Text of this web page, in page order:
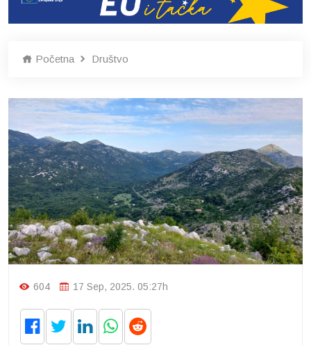
Početna Društvo
604 17 Sep, 2025. 05:27h